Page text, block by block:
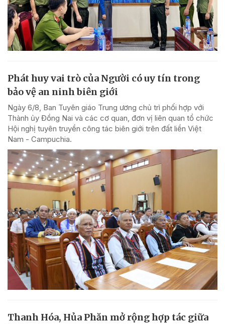
Phát huy vai trò của Người có uy tín trong
bảo vệ an ninh biên giới
Ngày 6/8, Ban Tuyên giáo Trung ương chủ trì phối hợp với
Thành ủy Đồng Nai và các cơ quan, đơn vị liên quan tổ chức
Hội nghị tuyên truyền công tác biên giới trên đất liền Việt
Nam - Campuchia.
Thanh Hóa, Hủa Phăn mở rộng hợp tác giữa